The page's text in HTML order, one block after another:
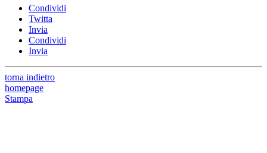
Condividi
Twitta
Invia
Condividi
Invia
torna indietro
homepage
Stampa